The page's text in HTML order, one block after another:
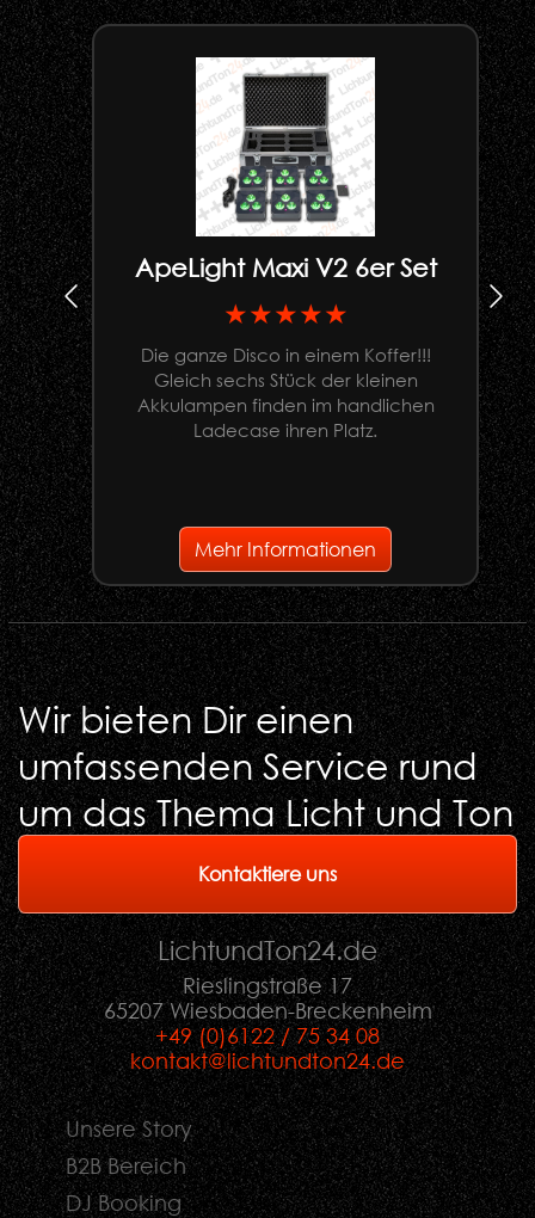
ApeLight Maxi V2 6er Set
★★★★★
Die ganze Disco in einem Koffer!!!
Gleich sechs Stück der kleinen
Akkulampen finden im handlichen
Ladecase ihren Platz.
Mehr Informationen
Wir bieten Dir einen
umfassenden Service rund
um das Thema Licht und Ton
Kontaktiere uns
LichtundTon24.de
Rieslingstraße 17
65207 Wiesbaden-Breckenheim
+49 (0)6122 / 75 34 08
kontakt@lichtundton24.de
Unsere Story
B2B Bereich
DJ Booking